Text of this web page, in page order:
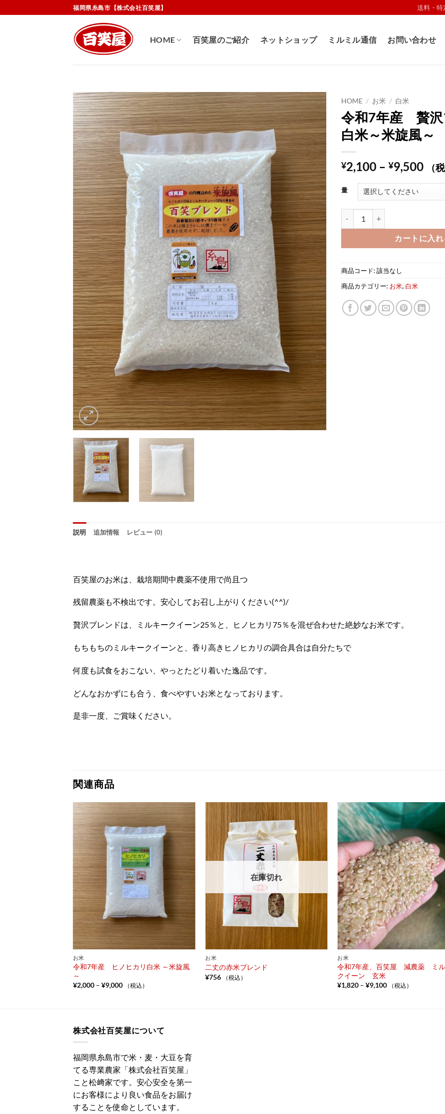
to
福岡県糸島市【株式会社百笑屋】 送料・特
HOME 百笑屋のご紹介 ネットショップ ミルミル通信 お問い合わせ
お気
に入
りに
追加
HOME / お米 / 白米
令和7年産 贅沢
白米～米旋風～
¥2,100 – ¥9,500価
格
（
量
カートに入れ
商品コード:該当なし
商品カテゴリー: お米, 白米
説明 追加情報 レビュー (0)
百笑屋のお米は、栽培期間中農薬不使用で尚且つ
残留農薬も不検出です。安心してお召し上がりください(^^)/
贅沢ブレンドは、ミルキークイーン25％と、ヒノヒカリ75％を混ぜ合わせた絶妙なお米です。
もちもちのミルキークイーンと、香り高きヒノヒカリの調合具合は自分たちで
何度も試食をおこない、やっとたどり着いた逸品です。
どんなおかずにも合う、食べやすいお米となっております。
是非一度、ご賞味ください。
関連商品
お気
お米
令和7年産 ヒノヒカリ白米 ～米旋風
～
¥2,000 – ¥9,000価
格
（税込）
在庫切れ
お米
二丈の赤米ブレンド
¥756 （税込）
お米
令和7年産、百笑屋 減農薬 ミ
クイーン 玄米
¥1,820 –¥9,100価
格
（税込）
株式会社百笑屋について
福岡県糸島市で米・麦・大豆を育
てる専業農家「株式会社百笑屋」
こと松﨑家です。安心安全を第一
にお客様により良い食品をお届け
することを使命としています。